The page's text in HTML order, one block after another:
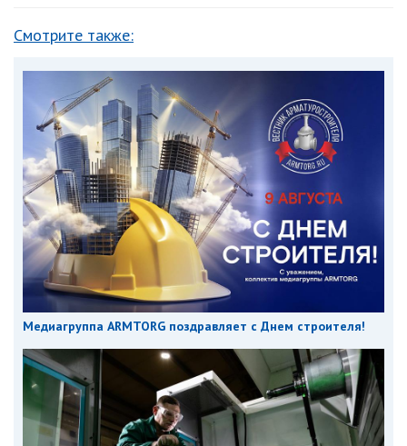
Смотрите также:
Медиагруппа ARMTORG поздравляет с Днем строителя!